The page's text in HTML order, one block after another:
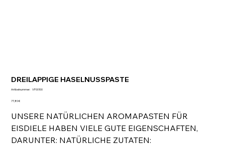
DREILAPPIGE HASELNUSSPASTE
Artikelnummer:
Artikelnummer:
VF00100
Preis
77,80 €
UNSERE NATÜRLICHEN AROMAPASTEN FÜR
EISDIELE HABEN VIELE GUTE EIGENSCHAFTEN,
DARUNTER: NATÜRLICHE ZUTATEN: